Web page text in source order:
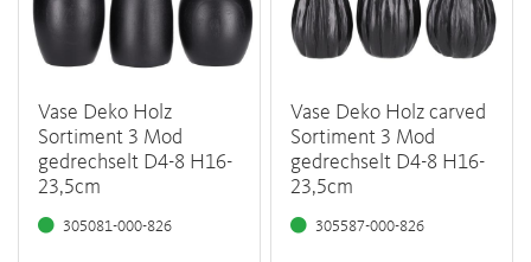
Vase Deko Holz
Sortiment 3 Mod
gedrechselt D4-8 H16-
23,5cm
305081-000-826
Vase Deko Holz carved
Sortiment 3 Mod
gedrechselt D4-8 H16-
23,5cm
305587-000-826